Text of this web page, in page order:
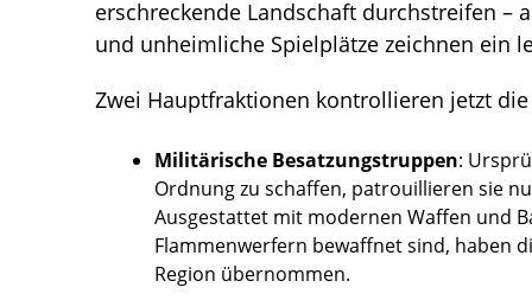
erschreckende Landschaft durchstreifen –
und unheimliche Spielplätze zeichnen ein
Zwei Hauptfraktionen kontrollieren jetzt
Militärische Besatzungstruppen:
Ordnung zu schaffen, patrouillieren sie
Ausgestattet mit modernen Waffen und
Flammenwerfern bewaffnet sind, haben
Region übernommen.